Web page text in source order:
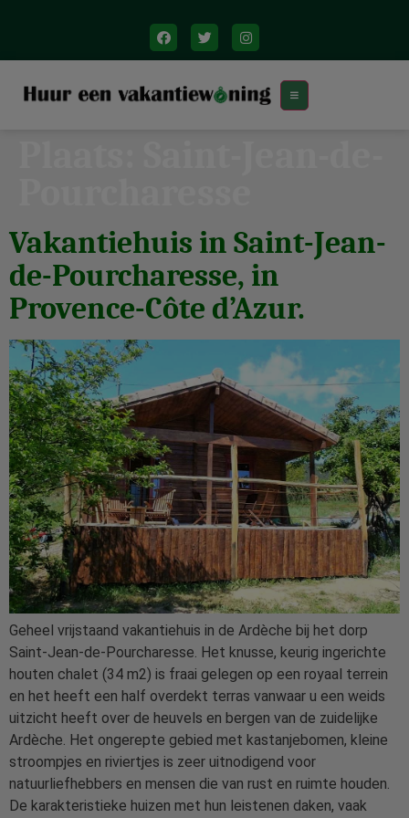
Vakantiehuis in Saint-Jean-
de-Pourcharesse, in
Provence-Côte d’Azur.
Geheel vrijstaand vakantiehuis in de Ardèche bij het dorp
Saint-Jean-de-Pourcharesse. Het knusse, keurig ingerichte
houten chalet (34 m2) is fraai gelegen op een royaal terrein
en het heeft een half overdekt terras vanwaar u een weids
uitzicht heeft over de heuvels en bergen van de zuidelijke
Ardèche. Het ongerepte gebied met kastanjebomen, kleine
stroompjes en riviertjes is zeer uitnodigend voor
natuurliefhebbers en mensen die van rust en ruimte houden.
De karakteristieke huizen met hun leistenen daken, vaak